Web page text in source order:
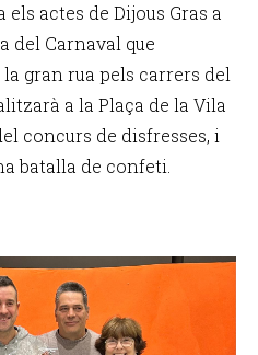
actes de Dijous Gras a
del Carnaval que
gran rua pels carrers del
a la Plaça de la Vila
concurs de disfresses, i
batalla de confeti.